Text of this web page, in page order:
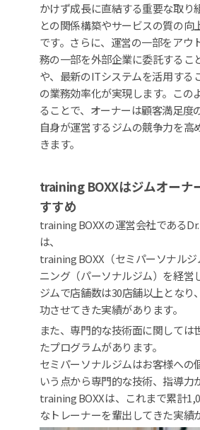
かけず成長に直結する重要な取り
との関係構築やサービスの質の向
です。さらに、運営の一部をアウ
務の一部を外部企業に委託するこ
や、最新のITシステムを活用する
の業務効率化が実現します。この
ることで、オーナーは顧客満足度
自身が運営するジムの競争力を高
きます。
training BOXXはジムオーナ
すすめ
training BOXXの運営会社である
は、
training BOXX（セミパーソナルジ
ニング（パーソナルジム）を経営
ジムで店舗数は30店舗以上となり
功させてきた実績があります。
また、専門的な技術面に関しては
たプログラムがあります。
セミパーソナルジムはお客様への
いう点から専門的な技術、指導力
training BOXXは、これまで累計
なトレーナーを輩出してきた実績